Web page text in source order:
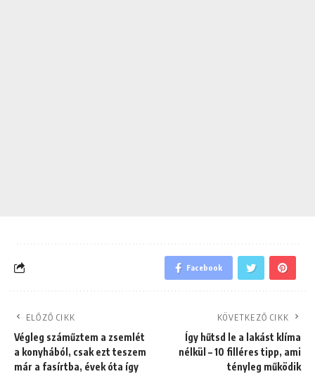
Facebook
ELŐZŐ CIKK
Végleg száműztem a zsemlét
a konyhából, csak ezt teszem
már a fasírtba, évek óta így
KÖVETKEZŐ CIKK
Így hűtsd le a lakást klíma
nélkül – 10 filléres tipp, ami
tényleg működik